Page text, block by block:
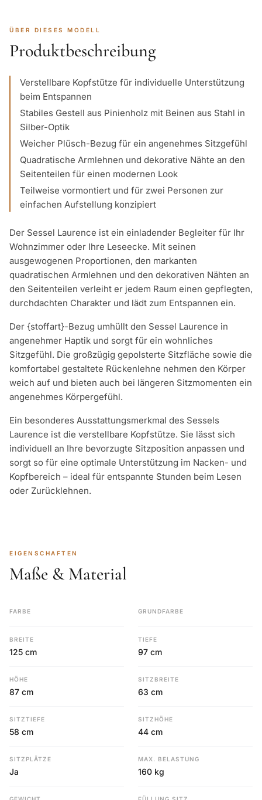
ÜBER DIESES MODELL
Produktbeschreibung
Verstellbare Kopfstütze für individuelle Unterstützung
beim Entspannen
Stabiles Gestell aus Pinienholz mit Beinen aus Stahl in
Silber-Optik
Weicher Plüsch-Bezug für ein angenehmes Sitzgefühl
Quadratische Armlehnen und dekorative Nähte an den
Seitenteilen für einen modernen Look
Teilweise vormontiert und für zwei Personen zur
einfachen Aufstellung konzipiert
Der Sessel Laurence ist ein einladender Begleiter für Ihr
Wohnzimmer oder Ihre Leseecke. Mit seinen
ausgewogenen Proportionen, den markanten
quadratischen Armlehnen und den dekorativen Nähten an
den Seitenteilen verleiht er jedem Raum einen gepflegten,
durchdachten Charakter und lädt zum Entspannen ein.
Der {stoffart}-Bezug umhüllt den Sessel Laurence in
angenehmer Haptik und sorgt für ein wohnliches
Sitzgefühl. Die großzügig gepolsterte Sitzfläche sowie die
komfortabel gestaltete Rückenlehne nehmen den Körper
weich auf und bieten auch bei längeren Sitzmomenten ein
angenehmes Körpergefühl.
Ein besonderes Ausstattungsmerkmal des Sessels
Laurence ist die verstellbare Kopfstütze. Sie lässt sich
individuell an Ihre bevorzugte Sitzposition anpassen und
sorgt so für eine optimale Unterstützung im Nacken- und
Kopfbereich – ideal für entspannte Stunden beim Lesen
oder Zurücklehnen.
EIGENSCHAFTEN
Maße & Material
FARBE GRUNDFARBE
BREITE
125 cm
TIEFE
97 cm
HÖHE
87 cm
SITZBREITE
63 cm
SITZTIEFE
58 cm
SITZHÖHE
44 cm
SITZPLÄTZE
Ja
MAX. BELASTUNG
160 kg